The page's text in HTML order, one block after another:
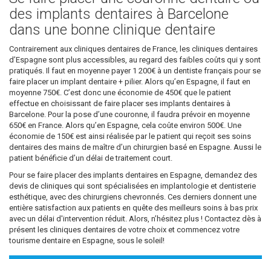
des implants dentaires à Barcelone
dans une bonne clinique dentaire
Contrairement aux cliniques dentaires de France, les cliniques dentaires
d’Espagne sont plus accessibles, au regard des faibles coûts qui y sont
pratiqués. Il faut en moyenne payer 1 200€ à un dentiste français pour se
faire placer un implant dentaire + pilier. Alors qu’en Espagne, il faut en
moyenne 750€. C’est donc une économie de 450€ que le patient
effectue en choisissant de faire placer ses implants dentaires à
Barcelone. Pour la pose d’une couronne, il faudra prévoir en moyenne
650€ en France. Alors qu’en Espagne, cela coûte environ 500€. Une
économie de 150€ est ainsi réalisée par le patient qui reçoit ses soins
dentaires des mains de maître d’un chirurgien basé en Espagne. Aussi le
patient bénéficie d’un délai de traitement court.
Pour se faire placer des implants dentaires en Espagne, demandez des
devis de cliniques qui sont spécialisées en implantologie et dentisterie
esthétique, avec des chirurgiens chevronnés. Ces derniers donnent une
entière satisfaction aux patients en quête des meilleurs soins à bas prix
avec un délai d'intervention réduit. Alors, n’hésitez plus ! Contactez dès à
présent les cliniques dentaires de votre choix et commencez votre
tourisme dentaire en Espagne, sous le soleil!